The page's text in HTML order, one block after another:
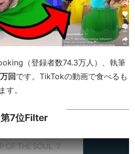
（登録者数74.3万人）、執筆
回です。TikTokの動画で食べるも
す。
第7位Filter